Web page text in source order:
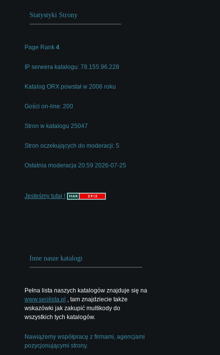
Statystyki Strony
Page Rank 4
IP serwera katalogu: 78.155.96.228
Katalog ORX powstał w 2006 roku
Gości on-line: 200
Stron w katalogu 25047
Stron oczekujących do moderacji: 5
Ostatnia moderacja 20:59 2026-07-25
Jesteśmy tutaj !
Inne nasze katalogi
Pełna lista naszych katalogów znajduje się na
www.seolista.pl , tam znajdziecie także
wskazówki jak zakupić multikody do
wszystkich tych katalogów.
Nawiążemy współpracę z firmami, agencjami
pozycjonującymi strony.